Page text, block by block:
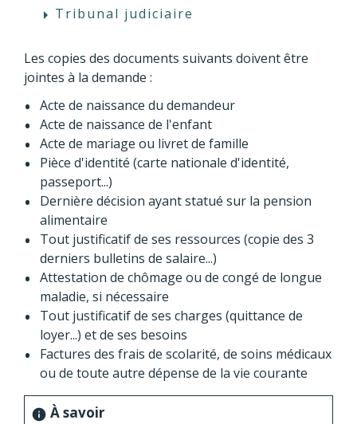
arrow_right Tribunal judiciaire
Les copies des documents suivants doivent être
jointes à la demande :
Acte de naissance du demandeur
Acte de naissance de l'enfant
Acte de mariage ou livret de famille
Pièce d'identité (carte nationale d'identité,
passeport...)
Dernière décision ayant statué sur la pension
alimentaire
Tout justificatif de ses ressources (copie des 3
derniers bulletins de salaire...)
Attestation de chômage ou de congé de longue
maladie, si nécessaire
Tout justificatif de ses charges (quittance de
loyer...) et de ses besoins
Factures des frais de scolarité, de soins médicaux
ou de toute autre dépense de la vie courante
info À savoir